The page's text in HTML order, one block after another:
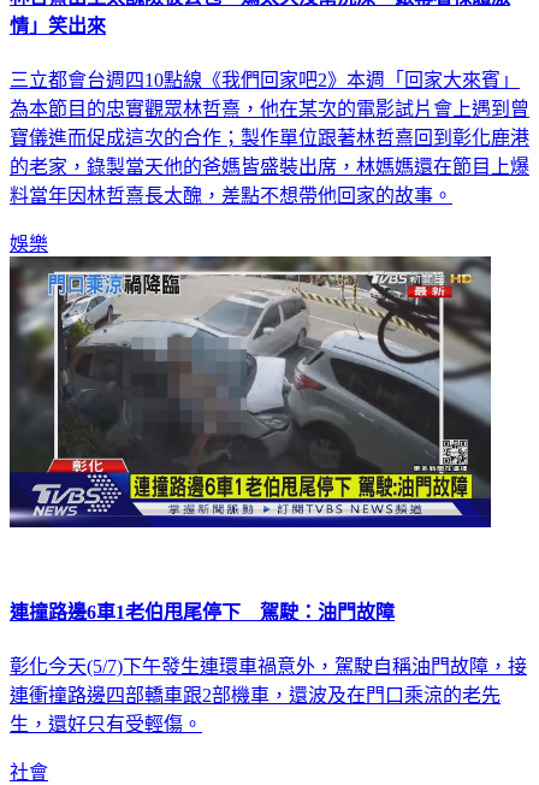
情」笑出來
三立都會台週四10點線《我們回家吧2》本週「回家大來賓」
為本節目的忠實觀眾林哲熹，他在某次的電影試片會上遇到曾
寶儀進而促成這次的合作；製作單位跟著林哲熹回到彰化鹿港
的老家，錄製當天他的爸媽皆盛裝出席，林媽媽還在節目上爆
料當年因林哲熹長太醜，差點不想帶他回家的故事。
娛樂
連撞路邊6車1老伯甩尾停下 駕駛：油門故障
彰化今天(5/7)下午發生連環車禍意外，駕駛自稱油門故障，接
連衝撞路邊四部轎車跟2部機車，還波及在門口乘涼的老先
生，還好只有受輕傷。
社會